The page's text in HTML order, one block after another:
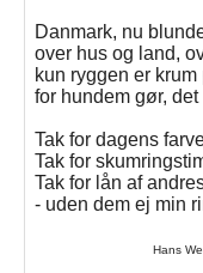
Danmark, nu
over hus og land,
kun ryggen er
for hundem gør,
Tak for dagens
Tak for
Tak for lån af
- uden dem ej min
Hans